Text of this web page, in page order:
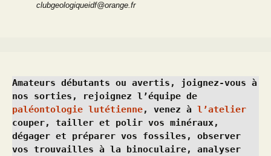
clubgeologiqueidf@orange.fr
Amateurs débutants ou avertis, joignez-vous à
paléontologie lutétienne, venez à l’atelier
couper, tailler et polir vos minéraux,
dégager et préparer vos fossiles, observer
vos trouvailles à la binoculaire, analyser